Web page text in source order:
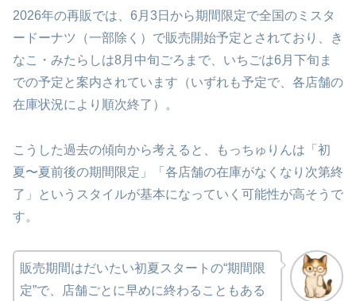
2026年の再販では、6月3日から期間限定で全国のミスタ
ードーナツ（一部除く）で販売開始予定とされており、き
なこ・みたらしは8月中旬ごろまで、いちごは6月下旬ま
での予定と案内されています（いずれも予定で、各店舗の
在庫状況により順次終了）。
こうした過去の傾向から考えると、もっちゅりんは「初
夏〜夏前後の期間限定」「各店舗の在庫がなくなり次第終
了」というスタイルが基本になっていく可能性が高そうで
す。
販売期間はだいたい初夏スタートの“期間限
定”で、店舗ごとに早めに終わることもある